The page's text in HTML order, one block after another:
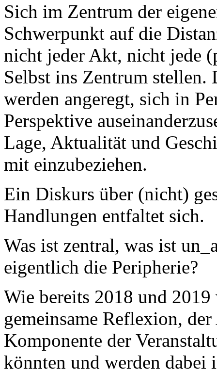
Sich im Zentrum der
Schwerpunkt auf die
nicht jeder Akt, nicht jede
Selbst ins Zentrum
werden angeregt, sich in
Perspektive
Lage, Aktualität und
mit einzubeziehen.
Ein Diskurs über (nicht)
Handlungen entfaltet sich.
Was ist zentral, was ist
eigentlich die Peripherie?
Wie bereits 2018 und
gemeinsame Reflexion,
Komponente der
könnten und werden dabei